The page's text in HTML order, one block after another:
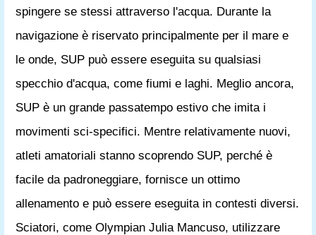
spingere se stessi attraverso l'acqua. Durante la
navigazione è riservato principalmente per il mare e
le onde, SUP può essere eseguita su qualsiasi
specchio d'acqua, come fiumi e laghi. Meglio ancora,
SUP è un grande passatempo estivo che imita i
movimenti sci-specifici. Mentre relativamente nuovi,
atleti amatoriali stanno scoprendo SUP, perché è
facile da padroneggiare, fornisce un ottimo
allenamento e può essere eseguita in contesti diversi.
Sciatori, come Olympian Julia Mancuso, utilizzare